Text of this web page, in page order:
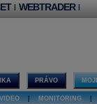
| WEBTRADER |
PRÁVO
VIDEO MONITORING